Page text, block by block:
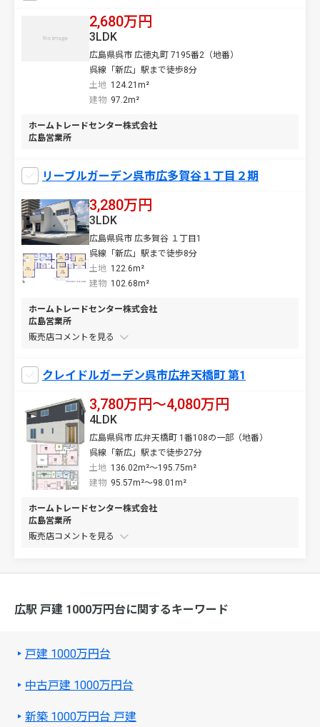
2,680万円
広島県呉市 広徳丸町 7195番2（地番）
呉線「新広」駅まで徒歩8分
土地 124.21m²
3LDK
建物 97.2m²
ホームトレードセンター株式会社
広島営業所
リーブルガーデン呉市広多賀谷１丁目２期
3,280万円
広島県呉市 広多賀谷 １丁目1
呉線「新広」駅まで徒歩8分
土地 122.6m²
3LDK
建物 102.68m²
ホームトレードセンター株式会社
広島営業所
販売店コメントを
クレイドルガーデン呉市広弁天橋町 第1
3,780万円〜4,080万円
広島県呉市 広弁天橋町 1番108の一部（地番）
呉線「新広」駅まで徒歩27分
土地 136.02m²～195.75m²
4LDK
建物 95.57m²～98.01m²
ホームトレードセンター株式会社
広島営業所
販売店コメントを
広駅 戸建 1000万円台に関するキーワード
戸建 1000万円台
中古戸建 1000万円台
新築 1000万円台 戸建